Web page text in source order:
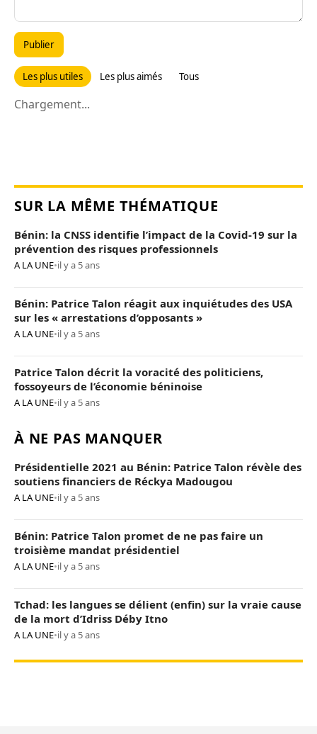
Publier
Les plus utiles Les plus aimés Tous
Chargement...
SUR LA MÊME THÉMATIQUE
Bénin: la CNSS identifie l’impact de la Covid-19 sur la
prévention des risques professionnels
A LA UNE•il y a 5 ans
Bénin: Patrice Talon réagit aux inquiétudes des USA
sur les « arrestations d’opposants »
A LA UNE•il y a 5 ans
Patrice Talon décrit la voracité des politiciens,
fossoyeurs de l’économie béninoise
A LA UNE•il y a 5 ans
À NE PAS MANQUER
Présidentielle 2021 au Bénin: Patrice Talon révèle des
soutiens financiers de Réckya Madougou
A LA UNE•il y a 5 ans
Bénin: Patrice Talon promet de ne pas faire un
troisième mandat présidentiel
A LA UNE•il y a 5 ans
Tchad: les langues se délient (enfin) sur la vraie cause
de la mort d’Idriss Déby Itno
A LA UNE•il y a 5 ans